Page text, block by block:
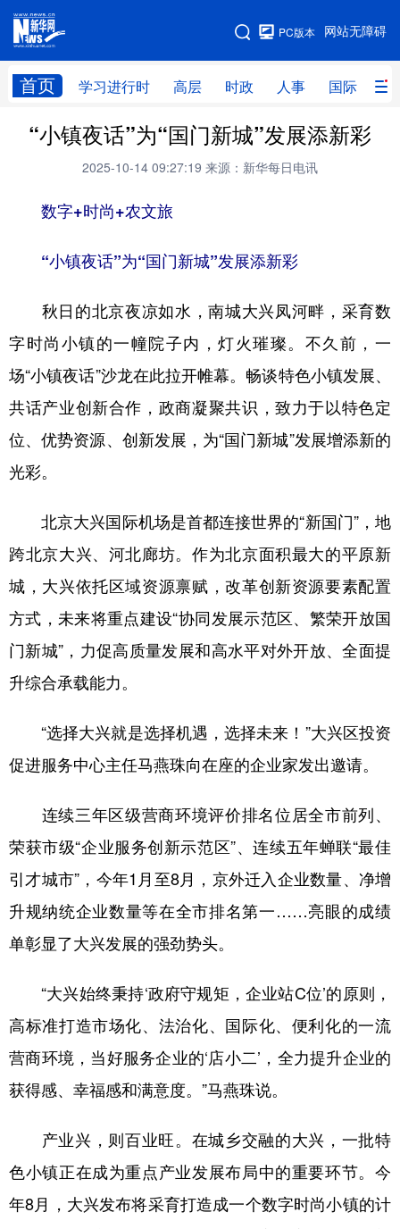
网站无障碍
PC版本
首页 学习进行时 高层 时政 人事 国际 财
网站地图
学习进行时 高层 时政 人事
财经 网评
台湾 思客智库
访谈 视频 图片 政务
学术中国 乡村振兴 银龄 溯源中国
公益 一带一路 亚太网 上市公司
文化产业
地方频道
北京
辽宁 吉林 上海 江苏
浙江 安徽 福建 江西
广东 广西 海南 重庆
四川 贵州 云南 西藏
陕西 甘肃 青海 宁夏
新疆 内蒙古
多语种频道
English Español Français عربى
Русский язык 日本語
Deutsch Português
“小镇夜话”为“国门新城”发展添新彩
2025-10-14 09:27:19 来源：新华每日电讯
数字+时尚+农文旅
“小镇夜话”为“国门新城”发展添新彩
秋日的北京夜凉如水，南城大兴凤河畔，采育数
字时尚小镇的一幢院子内，灯火璀璨。不久前，一
场“小镇夜话”沙龙在此拉开帷幕。畅谈特色小镇发展、
共话产业创新合作，政商凝聚共识，致力于以特色定
位、优势资源、创新发展，为“国门新城”发展增添新的
光彩。
北京大兴国际机场是首都连接世界的“新国门”，地
跨北京大兴、河北廊坊。作为北京面积最大的平原新
城，大兴依托区域资源禀赋，改革创新资源要素配置
方式，未来将重点建设“协同发展示范区、繁荣开放国
门新城”，力促高质量发展和高水平对外开放、全面提
升综合承载能力。
“选择大兴就是选择机遇，选择未来！”大兴区投资
促进服务中心主任马燕珠向在座的企业家发出邀请。
连续三年区级营商环境评价排名位居全市前列、
荣获市级“企业服务创新示范区”、连续五年蝉联“最佳
引才城市”，今年1月至8月，京外迁入企业数量、净增
升规纳统企业数量等在全市排名第一……亮眼的成绩
单彰显了大兴发展的强劲势头。
“大兴始终秉持‘政府守规矩，企业站C位’的原则，
高标准打造市场化、法治化、国际化、便利化的一流
营商环境，当好服务企业的‘店小二’，全力提升企业的
获得感、幸福感和满意度。”马燕珠说。
产业兴，则百业旺。在城乡交融的大兴，一批特
色小镇正在成为重点产业发展布局中的重要环节。今
年8月，大兴发布将采育打造成一个数字时尚小镇的计